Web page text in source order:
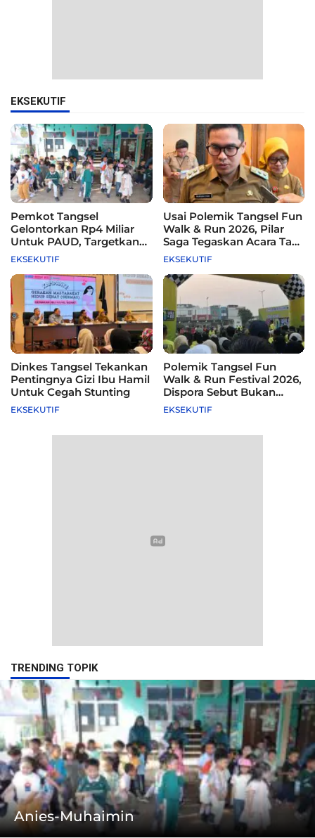
EKSEKUTIF
Pemkot Tangsel
Gelontorkan Rp4 Miliar
Untuk PAUD, Targetkan
115 Sekolah
EKSEKUTIF
Usai Polemik Tangsel Fun
Walk & Run 2026, Pilar
Saga Tegaskan Acara Tak
Difasilitasi Pemkot
EKSEKUTIF
Dinkes Tangsel Tekankan
Pentingnya Gizi Ibu Hamil
Untuk Cegah Stunting
EKSEKUTIF
Polemik Tangsel Fun
Walk & Run Festival 2026,
Dispora Sebut Bukan
Agenda Pemkot
EKSEKUTIF
TRENDING TOPIK
Anies-Muhaimin